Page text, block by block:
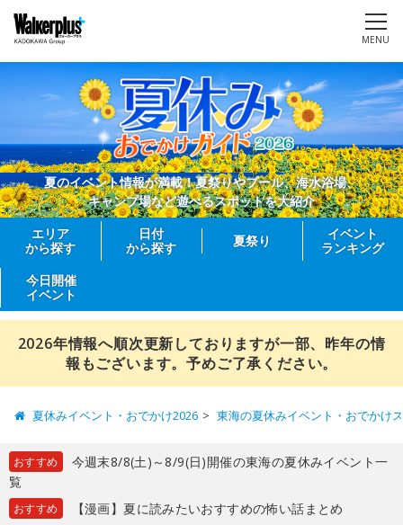
MENU
夏のイベント情報が満載！夏祭りやプール、海水浴場、
キャンプ場など遊べるスポットを大紹介
エリア
から探す
日付
から探す
夏祭り
イベント
ランキング
今日開催
イベント
2026年情報へ順次更新しておりますが一部、昨年の情
報もございます。予めご了承ください。
夏休みイベント・おでかけ2026 東海の夏休みイベント・おでかけ
おすすめ
今週末8/8(土)～8/9(日)開催の東海の夏休みイベント一
覧
おすすめ 【漫画】夏に読みたいおすすめの怖い話まとめ